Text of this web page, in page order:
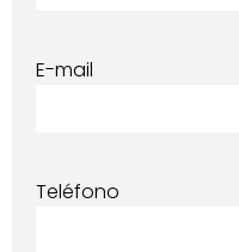
E-mail
Teléfono